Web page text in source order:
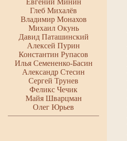
Евгений Минин
Глеб Михалёв
Владимир Монахов
Михаил Окунь
Давид Паташинский
Алексей Пурин
Константин Рупасов
Илья Семененко-Басин
Александр Стесин
Сергей Трунев
Феликс Чечик
Майя Шварцман
Олег Юрьев